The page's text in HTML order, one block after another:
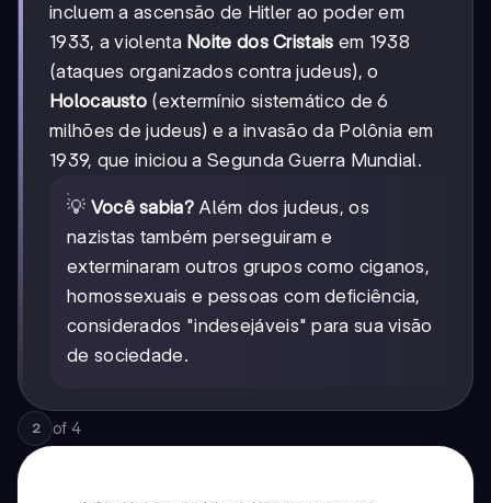
incluem a ascensão de Hitler ao poder em
1933, a violenta Noite dos Cristais em 1938
(ataques organizados contra judeus), o
Holocausto (extermínio sistemático de 6
milhões de judeus) e a invasão da Polônia em
1939, que iniciou a Segunda Guerra Mundial.
💡 Você sabia?Além dos judeus, os
nazistas também perseguiram e
exterminaram outros grupos como ciganos,
homossexuais e pessoas com deficiência,
considerados "indesejáveis" para sua visão
de sociedade.
2 of 4